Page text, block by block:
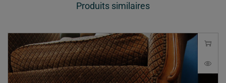
Produits similaires